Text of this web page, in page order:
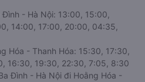
- Hà Nội: 13:00, 15:00,
14:00, 17:00, 20:00, 04:35,
Hóa - Thanh Hóa: 15:30, 17:30,
16:30, 19:30, 22:30, 7:05, 8:30
Đình - Hà Nội đi Hoằng Hóa -